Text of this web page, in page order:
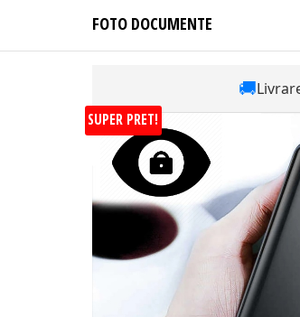
FOTO DOCUMENTE
🚚
SUPER PRET!